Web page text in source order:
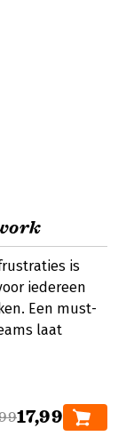
is
iedereen
Een must-
laat
17,99